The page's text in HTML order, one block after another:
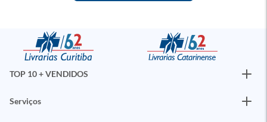
TOP 10 + VENDIDOS
Serviços